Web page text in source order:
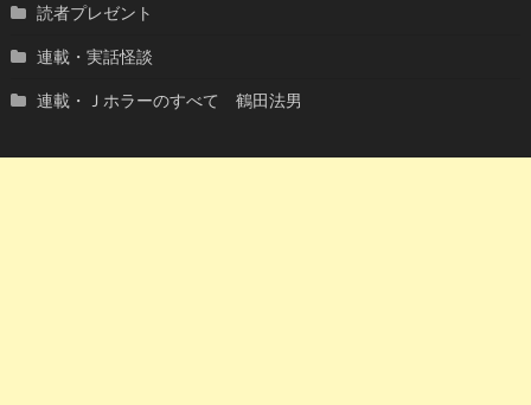
読者プレゼント
連載・実話怪談
連載・Ｊホラーのすべて 鶴田法男